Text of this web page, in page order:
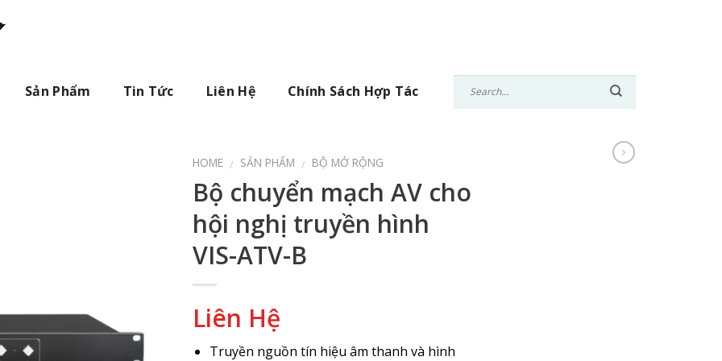
Sản Phẩm Tin Tức Liên Hệ Chính Sách Hợp Tác
HOME / SẢN PHẨM / BỘ MỞ RỘNG
Bộ chuyển mạch AV cho
hội nghị truyền hình
VIS-ATV-B
Liên Hệ
Truyền nguồn tín hiệu âm thanh và hình